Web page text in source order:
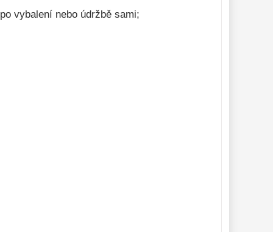
vybalení nebo údržbě sami;